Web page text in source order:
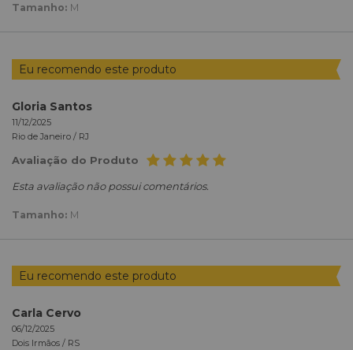
Tamanho: M
Eu recomendo este produto
Gloria Santos
11/12/2025
Rio de Janeiro / RJ
Avaliação do Produto
Esta avaliação não possui comentários.
Tamanho: M
Eu recomendo este produto
Carla Cervo
06/12/2025
Dois Irmãos / RS